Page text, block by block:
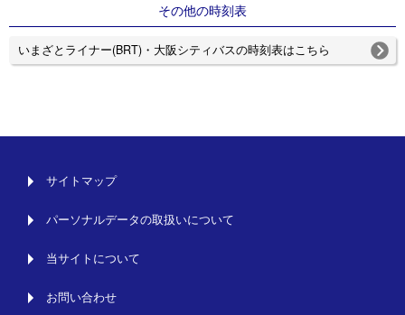
その他の時刻表
いまざとライナー(BRT)・大阪シティバスの時刻表はこちら
サイトマップ
パーソナルデータの取扱いについて
当サイトについて
お問い合わせ